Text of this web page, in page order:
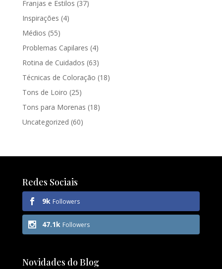
Franjas e Estilos (37)
Inspirações (4)
Médios (55)
Problemas Capilares (4)
Rotina de Cuidados (63)
Técnicas de Coloração (18)
Tons de Loiro (25)
Tons para Morenas (18)
Uncategorized (60)
Redes Sociais
9k Followers
47.1k Followers
Novidades do Blog